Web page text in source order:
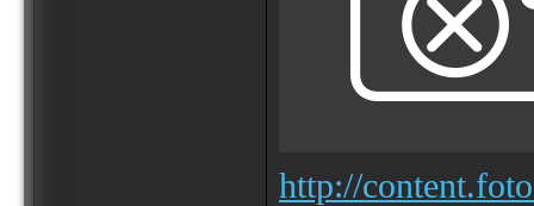
http://